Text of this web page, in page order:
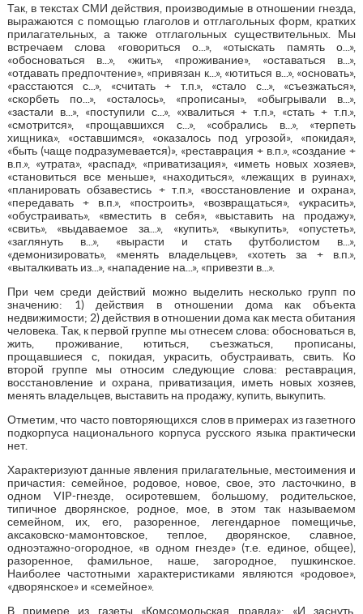
Так, в текстах СМИ действия, производимые в отношении гнезда,
выражаются с помощью глаголов и отглагольных форм, кратких
прилагательных, а также отглагольных существительных. Мы
встречаем слова «говориться о...», «отыскать память о...»,
«обосноваться в...», «жить», «проживание», «оставаться в...»,
«отдавать предпочтение», «привязан к...», «ютиться в...», «основать»,
«расстаются с...», «считать + т.п.», «стало с...», «съезжаться»,
«скорбеть по...», «осталось», «прописаны», «обыгрывали в...»,
«застали в...», «поступили с...», «хвалиться + т.п.», «стать + т.п.»,
«смотрится», «прощавшихся с...», «собрались в...», «терпеть
хищника», «оставшимся», «оказалось под угрозой», «покидая»,
«быть (чаще подразумевается)», «реставрация + в.п.», «создание +
в.п.», «утрата», «распад», «приватизация», «иметь новых хозяев»,
«становиться все меньше», «находиться», «лежащих в руинах»,
«планировать обзавестись + т.п.», «восстановление и охрана»,
«передавать + в.п.», «построить», «возвращаться», «украсить»,
«обустраивать», «вместить в себя», «выставить на продажу»,
«свить», «выдаваемое за...», «купить», «выкупить», «опустеть»,
«заглянуть в...», «вырасти и стать футболистом в...»,
«демонизировать», «менять владельцев», «хотеть за + в.п.»,
«выталкивать из...», «нападение на...», «привезти в...».
При чем среди действий можно выделить несколько групп по
значению: 1) действия в отношении дома как объекта
недвижимости; 2) действия в отношении дома как места обитания
человека. Так, к первой группе мы отнесем слова: обосноваться в,
жить, проживание, ютиться, съезжаться, прописаны,
прощавшиеся с, покидая, украсить, обустраивать, свить. Ко
второй группе мы относим следующие слова: реставрация,
восстановление и охрана, приватизация, иметь новых хозяев,
менять владельцев, выставить на продажу, купить, выкупить.
Отметим, что часто повторяющихся слов в примерах из газетного
подкорпуса национального корпуса русского языка практически
нет.
Характеризуют данные явления прилагательные, местоимения и
причастия: семейное, родовое, новое, свое, это ласточкино, в
одном VIP-гнезде, осиротевшем, большому, родительское,
типичное дворянское, родное, мое, в этом так называемом
семейном, их, его, разоренное, легендарное помещичье,
аксаковско-мамонтовское, теплое, дворянское, славное,
одноэтажно-огородное, «в одном гнезде» (т.е. единое, общее),
разоренное, фамильное, наше, загородное, пушкинское.
Наиболее частотными характеристиками являются «родовое»,
«дворянское» и «семейное».
В примере из газеты «Комсомольская правда»: «И заснуть,